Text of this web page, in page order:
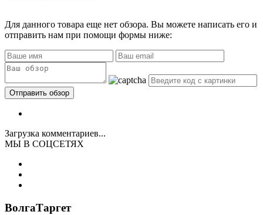
Для данного товара еще нет обзора. Вы можете написать его и
отправить нам при помощи формы ниже:
Загрузка комментариев...
МЫ В СОЦСЕТЯХ
ВолгаТаргет